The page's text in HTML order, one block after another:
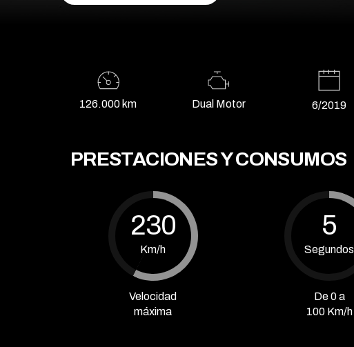
126.000 km Dual Motor 6/2019
PRESTACIONES Y CONSUMOS
230
Km/h
Velocidad
máxima
5
Segundos
De 0 a
100 Km/h